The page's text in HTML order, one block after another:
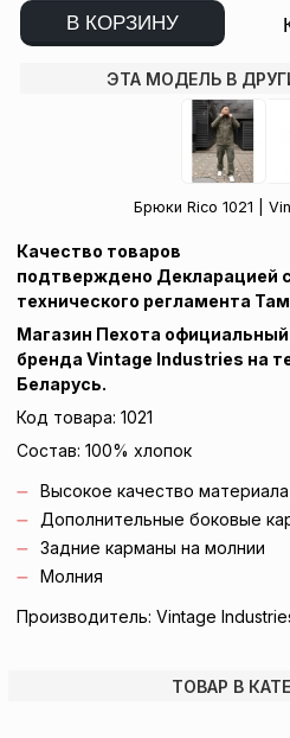
В КОРЗИНУ
ЭТА МОДЕЛЬ В
Брюки Rico 1021 |
Качество товаров
подтверждено Декларацией
технического регламента
Магазин Пехота официальный
бренда Vintage Industries на
Беларусь.
Код товара: 1021
Состав: 100% хлопок
Высокое качество
Дополнительные боковые
Задние карманы на молнии
Молния
Производитель: Vintage
ТОВАР В